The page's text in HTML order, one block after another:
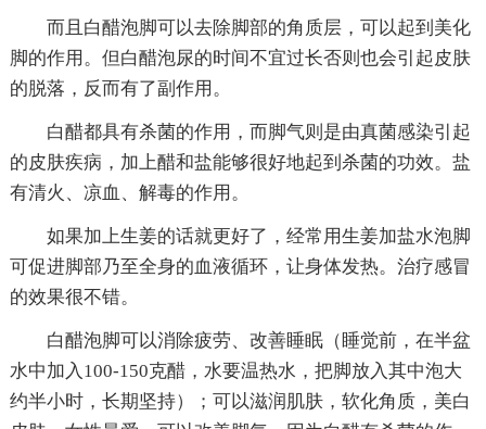
而且白醋泡脚可以去除脚部的角质层，可以起到美化
脚的作用。但白醋泡尿的时间不宜过长否则也会引起皮肤
的脱落，反而有了副作用。
白醋都具有杀菌的作用，而脚气则是由真菌感染引起
的皮肤疾病，加上醋和盐能够很好地起到杀菌的功效。盐
有清火、凉血、解毒的作用。
如果加上生姜的话就更好了，经常用生姜加盐水泡脚
可促进脚部乃至全身的血液循环，让身体发热。治疗感冒
的效果很不错。
白醋泡脚可以消除疲劳、改善睡眠（睡觉前，在半盆
水中加入100-150克醋，水要温热水，把脚放入其中泡大
约半小时，长期坚持）；可以滋润肌肤，软化角质，美白